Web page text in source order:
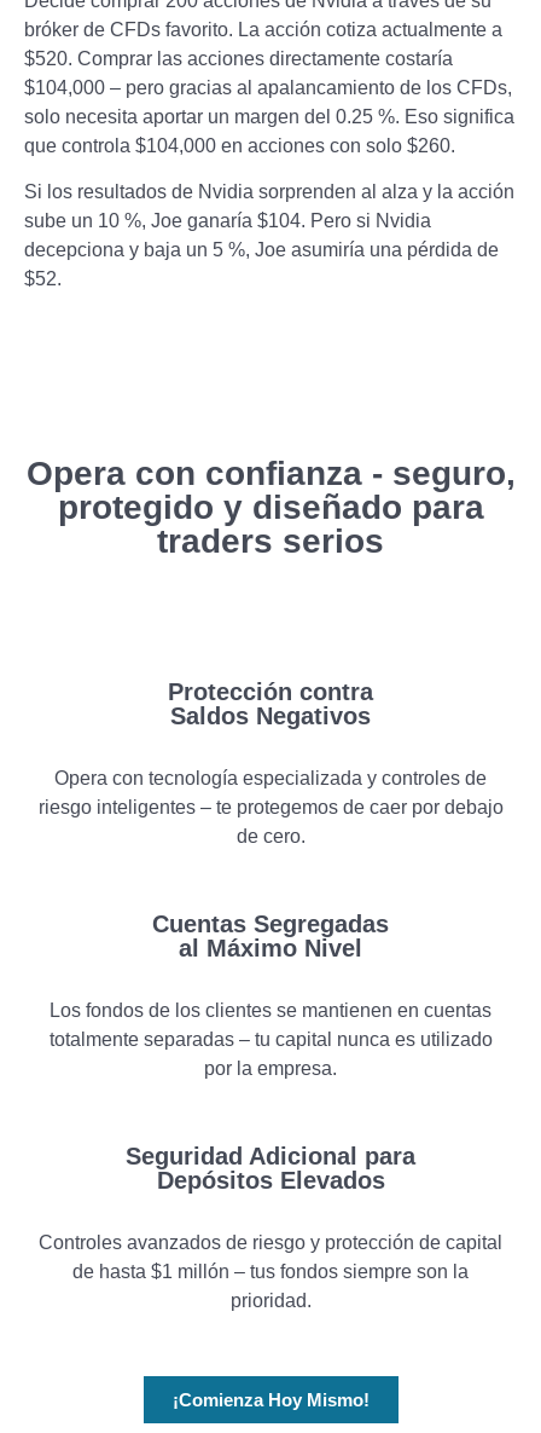
bróker de CFDs favorito. La acción cotiza actualmente a
$520. Comprar las acciones directamente costaría
$104,000 – pero gracias al apalancamiento de los CFDs,
solo necesita aportar un margen del 0.25 %. Eso significa
que controla $104,000 en acciones con solo $260.
Si los resultados de Nvidia sorprenden al alza y la acción
sube un 10 %, Joe ganaría $104. Pero si Nvidia
decepciona y baja un 5 %, Joe asumiría una pérdida de
$52.
Opera con confianza - seguro,
protegido y diseñado para
traders serios
Protección contra
Saldos Negativos
Opera con tecnología especializada y controles de
riesgo inteligentes – te protegemos de caer por debajo
de cero.
Cuentas Segregadas
al Máximo Nivel
Los fondos de los clientes se mantienen en cuentas
totalmente separadas – tu capital nunca es utilizado
por la empresa.
Seguridad Adicional para
Depósitos Elevados
Controles avanzados de riesgo y protección de capital
de hasta $1 millón – tus fondos siempre son la
prioridad.
¡Comienza Hoy Mismo!